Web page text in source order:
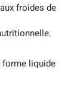
froides de
forme liquide